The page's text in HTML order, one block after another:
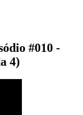
#010 -
4)